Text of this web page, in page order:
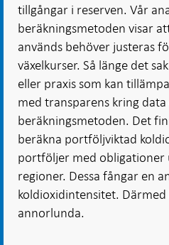
tillgångar i reserven. Vår
beräkningsmetoden visar
används behöver justeras
växelkurser. Så länge det
eller praxis som kan
med transparens kring data
beräkningsmetoden. Det
beräkna portföljviktad
portföljer med obligationer
regioner. Dessa fångar en
koldioxidintensitet.
annorlunda.